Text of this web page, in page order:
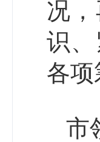
况
识
各项
市